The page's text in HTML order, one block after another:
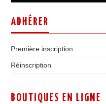
ADHÉRER
Première inscription
Réinscription
BOUTIQUES EN LIGNE